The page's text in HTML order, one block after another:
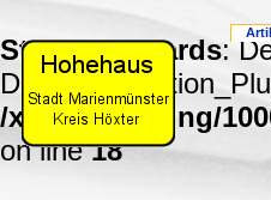
Strict Standards:
/xamira/hosting/
on line18